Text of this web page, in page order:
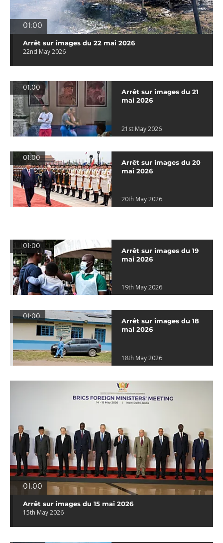
01:00
Arrêt sur images du 22 mai 2026
22nd May 2026
01:00
Arrêt sur images du 21
mai 2026
21st May 2026
01:00
Arrêt sur images du 20
mai 2026
20th May 2026
01:00
Arrêt sur images du 19
mai 2026
19th May 2026
01:00
Arrêt sur images du 18
mai 2026
18th May 2026
01:00
Arrêt sur images du 15 mai 2026
15th May 2026